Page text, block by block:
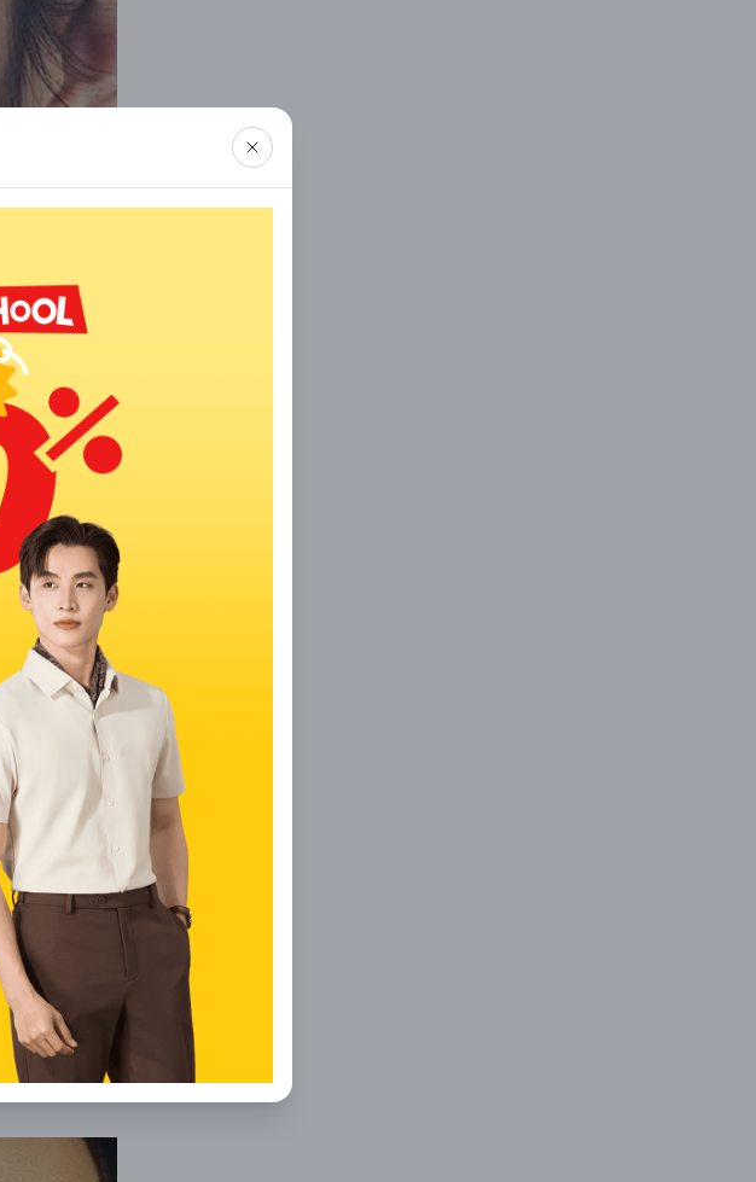
năng đạt được vị
tình, năng nổ
chất khiến họ trở
phải lo lắng về
và cống hiến hết
giàu sang, hạnh
điều về tính
này ngay sau
là dấu hiệu của
khéo léo, dễ đạt
xử. Nam giới có
quý mến và tin